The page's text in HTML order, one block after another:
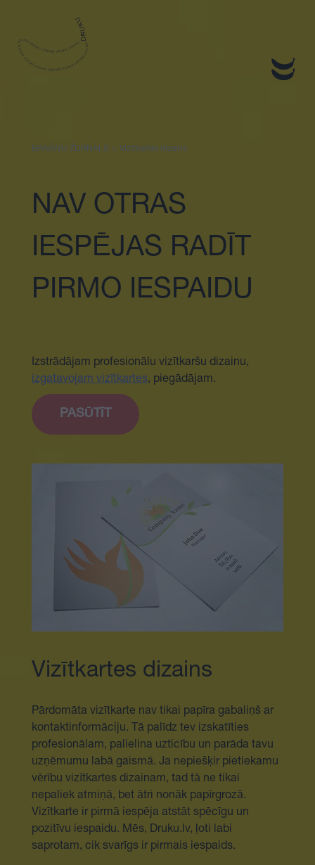
BANĀNU ŽURNĀLS > Vizītkartes dizains
NAV OTRAS
IESPĒJAS RADĪT
PIRMO IESPAIDU
Izstrādājam profesionālu vizītkaršu dizainu,
izgatavojam vizītkartes, piegādājam.
PASŪTĪT
Vizītkartes dizains
Pārdomāta vizītkarte nav tikai papīra gabaliņš ar
kontaktinformāciju. Tā palīdz tev izskatīties
profesionālam, palielina uzticību un parāda tavu
uzņēmumu labā gaismā. Ja nepiešķir pietiekamu
vērību vizītkartes dizainam, tad tā ne tikai
nepaliek atmiņā, bet ātri nonāk papīrgrozā.
Vizītkarte ir pirmā iespēja atstāt spēcīgu un
pozitīvu iespaidu. Mēs, Druku.lv, ļoti labi
saprotam, cik svarīgs ir pirmais iespaids.